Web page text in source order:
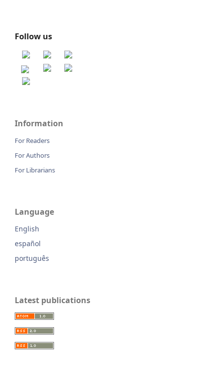
Follow us
Information
For Readers
For Authors
For Librarians
Language
English
español
português
Latest publications